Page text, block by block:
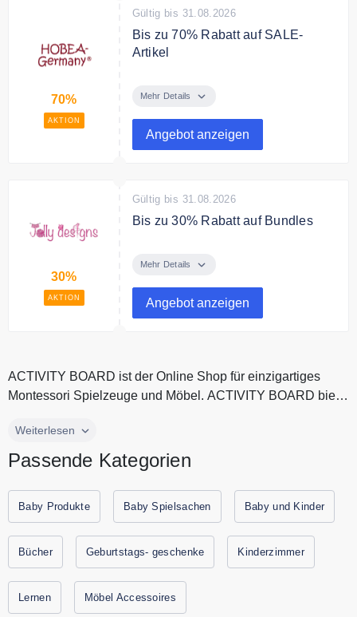
ausgeschlossen
70%
AKTION
Gültig bis 31.08.2026
Bis zu 70% Rabatt auf SALE-
Artikel
satte Rabatte im SALE-Bereich
Mehr Details
Angebot anzeigen
30%
AKTION
Gültig bis 31.08.2026
Bis zu 30% Rabatt auf Bundles
30% Rabatt auf Ihren Bundle Kauf
Mehr Details
Angebot anzeigen
ACTIVITY BOARD ist der Online Shop für einzigartiges
Montessori Spielzeuge und Möbel. ACTIVITY BOARD bietet
ACTIVITY BOARD ist der Online Shop für einzigartiges
qualitativ hochwertige Produkte für Babys und Kinder, nach
2000 Produkte auf Lager und versendet kostenfrei und
schnell. Alle aktuellen Gutscheine und Rabattaktionen von
ACTIVITY BOARD finden Sie immer hier auf
Weiterlesen
Passende Kategorien
Baby Produkte Baby Spielsachen Baby und Kinder
Bücher Geburtstags- geschenke Kinderzimmer
Lernen Möbel Accessoires